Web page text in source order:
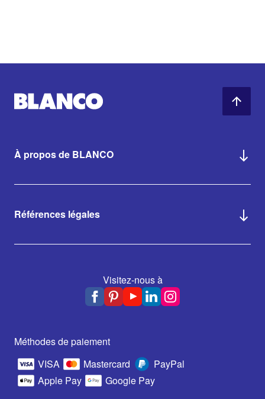
À propos de BLANCO
Références légales
Visitez-nous à
Méthodes de paiement
VISA
Mastercard
PayPal
Apple Pay
Google Pay